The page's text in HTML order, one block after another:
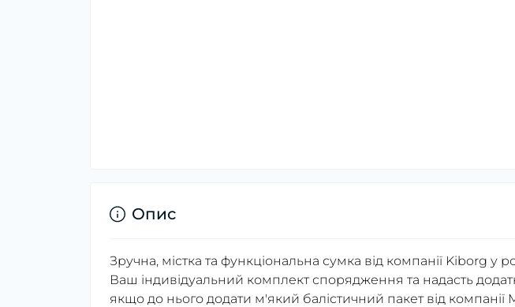
Опис
Зручна, містка та функціональна сумка від компанії Kiborg у
Ваш індивідуальний комплект спорядження та надасть
якщо до нього додати м'який балістичний пакет від компанії